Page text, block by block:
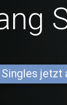
Singles jetzt